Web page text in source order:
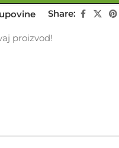
Share:
proizvod!